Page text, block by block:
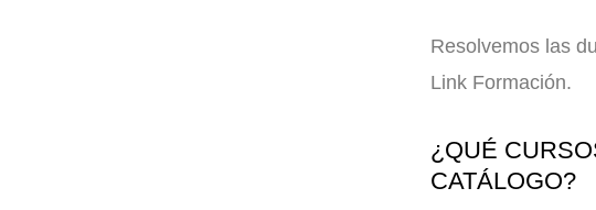
Resolvemos las
Link Formación.
¿QUÉ
CATÁLOGO?